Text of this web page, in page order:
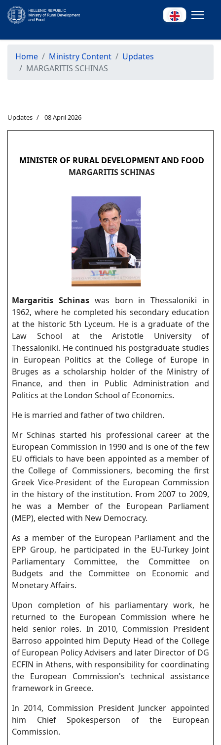
Home Ministry Content
Updates
MARGARITIS SCHINAS
Updates 08 April 2026
MINISTER OF RURAL DEVELOPMENT AND FOOD
MARGARITIS SCHINAS
Margaritis Schinaswas born in Thessaloniki in
1962, where he completed his secondary education
at the historic 5th Lyceum. He is a graduate of the
Law School at the Aristotle University of
Thessaloniki. He continued his postgraduate studies
in European Politics at the College of Europe in
Bruges as a scholarship holder of the Ministry of
Finance, and then in Public Administration and
Politics at the London School of Economics.
He is married and father of two children.
Mr Schinas started his professional career at the
European Commission in 1990 and is one of the few
EU officials to have been appointed as a member of
the College of Commissioners, becoming the first
Greek Vice-President of the European Commission
in the history of the institution. From 2007 to 2009,
he was a Member of the European Parliament
(MEP), elected with New Democracy.
As a member of the European Parliament and the
EPP Group, he participated in the EU-Turkey Joint
Parliamentary Committee, the Committee on
Budgets and the Committee on Economic and
Monetary Affairs.
Upon completion of his parliamentary work, he
returned to the European Commission where he
held senior roles. In 2010, Commission President
Barroso appointed him Deputy Head of the College
of European Policy Advisers and later Director of DG
ECFIN in Athens, with responsibility for coordinating
the European Commission's technical assistance
framework in Greece.
In 2014, Commission President Juncker appointed
him Chief Spokesperson of the European
Commission.